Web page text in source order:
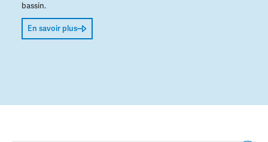
bassin.
En savoir plus